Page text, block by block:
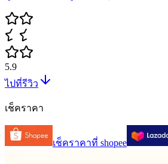
5.9
ไปที่รีวิว
เช็คราคา
เช็คราคาที่ shopee